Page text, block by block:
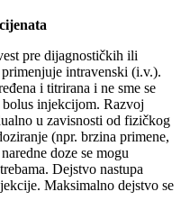
pre dijagnostičkih ili
intravenski (i.v.).
i titrirana i ne sme se
injekcijom. Razvoj
u zavisnosti od fizičkog
(npr. brzina primene,
doze se mogu
Dejstvo nastupa
Maksimalno dejstvo se